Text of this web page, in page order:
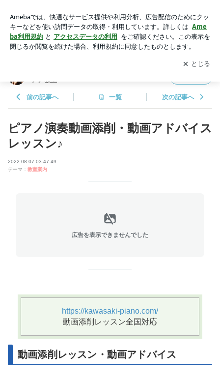
アノ教室|八戸ノ里・小阪~川崎ピアノ教室
アプリをダウンロードして ブログの更新通知
を受け取りまし
ょう。
開く
アノ教室
前の記事へ 一覧 次の記事へ
ピアノ演奏動画添削・動画アドバイス
レッスン♪
2022-08-07 03:47:49
テーマ： 教室案内
広告を表示できませんでした
https://kawasaki-piano.com/
動画添削レッスン全国対応
動画添削レッスン・動画アドバイス